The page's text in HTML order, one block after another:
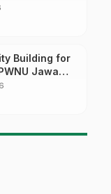
SMK
Building for
Jawa
Membuka